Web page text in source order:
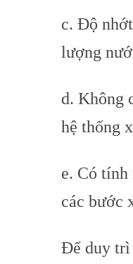
c. Độ
lượng
d. Không
hệ thống
e. Có tính
các bước
Để duy trì